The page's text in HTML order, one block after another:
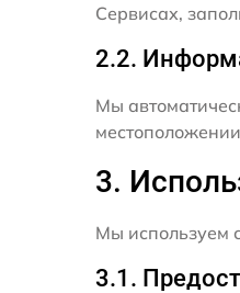
Сервисах,
2.2.
Мы
3.
Мы используем
3.1.